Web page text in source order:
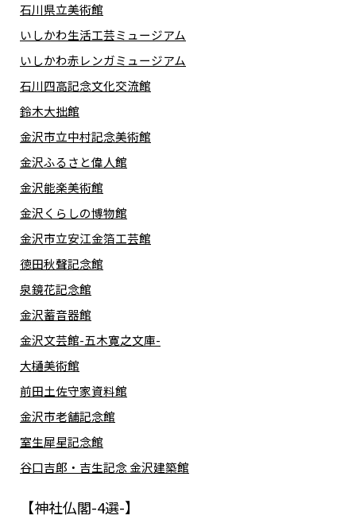
石川県立美術館
いしかわ生活工芸ミュージアム
いしかわ赤レンガミュージアム
石川四高記念文化交流館
鈴木大拙館
金沢市立中村記念美術館
金沢ふるさと偉人館
金沢能楽美術館
金沢くらしの博物館
金沢市立安江金箔工芸館
徳田秋聲記念館
泉鏡花記念館
金沢蓄音器館
金沢文芸館-五木寛之文庫-
大樋美術館
前田土佐守家資料館
金沢市老舗記念館
室生犀星記念館
谷口吉郎・吉生記念 金沢建築館
【神社仏閣-4選-】